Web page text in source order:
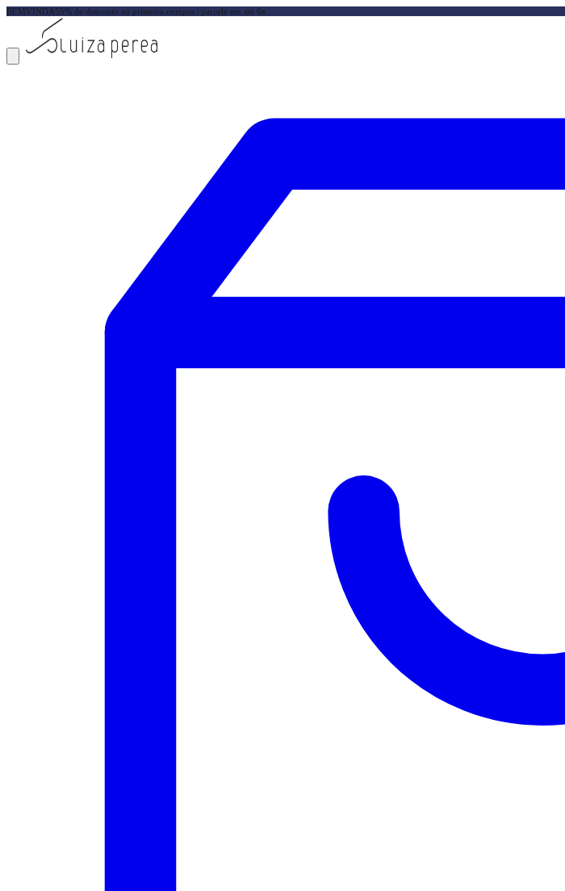
BEMVINDA55% de desconto na primeira compra | parcele em até 6x